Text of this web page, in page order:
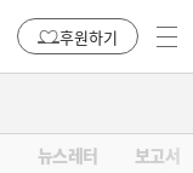
후원하기
뉴스레터 보고서